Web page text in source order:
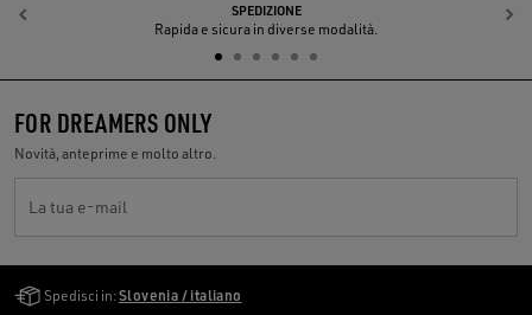
SPEDIZIONE
Rapida e sicura in diverse modalità.
Indietro
FOR DREAMERS ONLY
Novità, anteprime e molto altro.
La tua e-mail
Spedisci in: Slovenia / italiano